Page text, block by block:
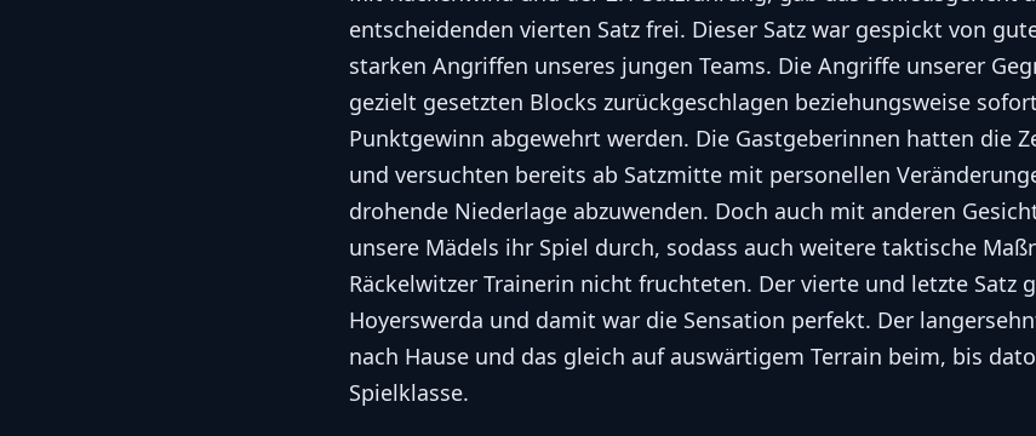
entscheidenden vierten Satz frei. Dieser Satz war gespickt von
starken Angriffen unseres jungen Teams. Die Angriffe unserer
gezielt gesetzten Blocks zurückgeschlagen beziehungsweise
Punktgewinn abgewehrt werden. Die Gastgeberinnen hatten die
und versuchten bereits ab Satzmitte mit personellen
drohende Niederlage abzuwenden. Doch auch mit anderen
unsere Mädels ihr Spiel durch, sodass auch weitere taktische
Räckelwitzer Trainerin nicht fruchteten. Der vierte und letzte Satz
Hoyerswerda und damit war die Sensation perfekt. Der
nach Hause und das gleich auf auswärtigem Terrain beim, bis
Spielklasse.